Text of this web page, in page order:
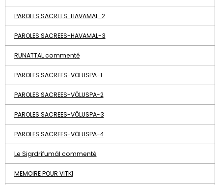
PAROLES SACREES-HAVAMAL-2
PAROLES SACREES-HAVAMAL-3
RUNATTAL commenté
PAROLES SACREES-VÖLUSPA-1
PAROLES SACREES-VÖLUSPA-2
PAROLES SACREES-VÖLUSPA-3
PAROLES SACREES-VÖLUSPA-4
Le Sigrdrífumál commenté
MEMOIRE POUR VITKI